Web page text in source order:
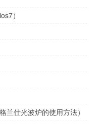
）
兰仕光波炉的使用方法）